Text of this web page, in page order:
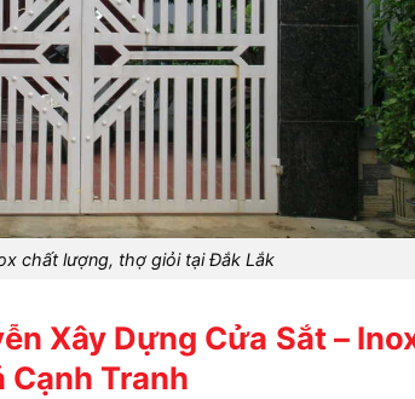
chất lượng, thợ giỏi tại Đắk Lắk
Xây Dựng Cửa Sắt –
Cạnh Tranh